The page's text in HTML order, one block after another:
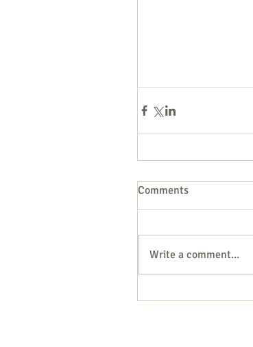
Comments
Write a comment...